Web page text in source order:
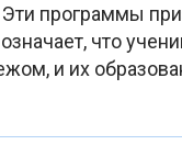
Эти программы
что
и их